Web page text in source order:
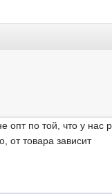
по той, что у нас
от товара зависит